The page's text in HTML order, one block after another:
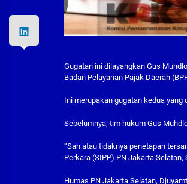
Gugatan ini dilayangkan Gus
Badan Pelayanan Pajak Daerah
Ini merupakan gugatan kedua
Sebelumnya, tim hukum Gus
“Sah atau tidaknya penetapan
Perkara (SIPP) PN Jakarta
Humas PN Jakarta Selatan,